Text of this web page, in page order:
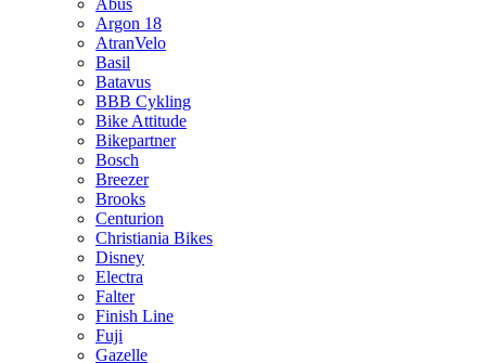
Argon 18
AtranVelo
Basil
Batavus
BBB Cykling
Bike Attitude
Bikepartner
Bosch
Breezer
Brooks
Centurion
Christiania Bikes
Disney
Electra
Falter
Finish Line
Fuji
Gazelle